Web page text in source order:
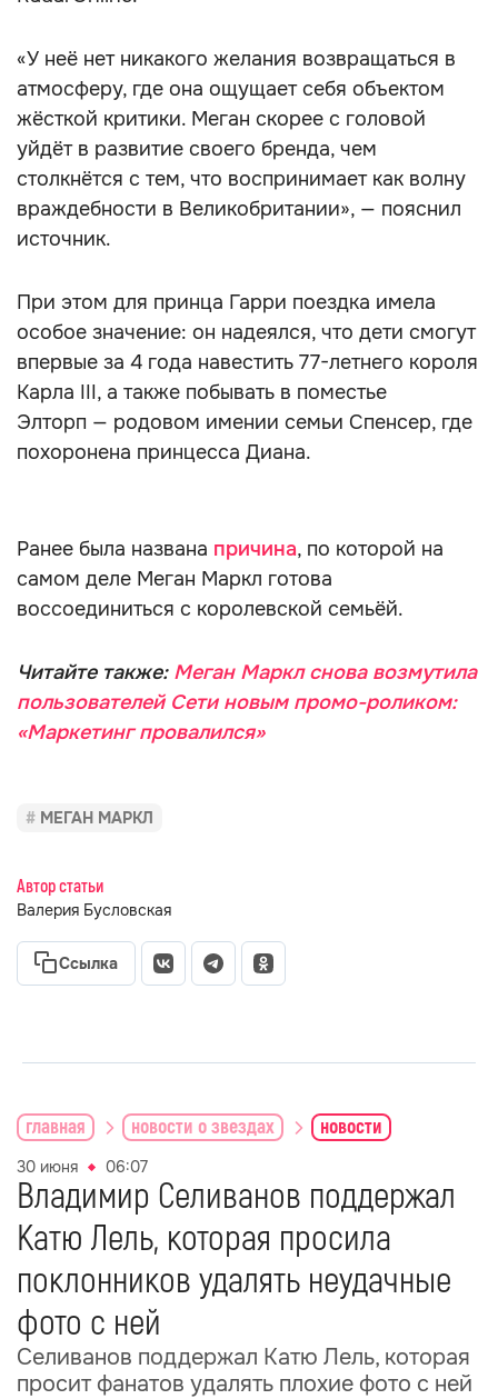
«У неё нет никакого желания возвращаться в
атмосферу, где она ощущает себя объектом
жёсткой критики. Меган скорее с головой
уйдёт в развитие своего бренда, чем
столкнётся с тем, что воспринимает как волну
враждебности в Великобритании», — пояснил
источник.
При этом для принца Гарри поездка имела
особое значение: он надеялся, что дети смогут
впервые за 4 года навестить 77-летнего короля
Карла III, а также побывать в поместье
Элторп — родовом имении семьи Спенсер, где
похоронена принцесса Диана.
Ранее была названа причина, по которой на
самом деле Меган Маркл готова
воссоединиться с королевской семьёй.
Читайте также: Меган Маркл снова возмутила
пользователей Сети новым промо-роликом:
«Маркетинг провалился»
МЕГАН МАРКЛ
Автор статьи
Валерия Бусловская
Ссылка
главная новости о звездах новости
30 июня 06:07
Владимир Селиванов поддержал
Катю Лель, которая просила
поклонников удалять неудачные
фото с ней
Селиванов поддержал Катю Лель, которая
просит фанатов удалять плохие фото с ней